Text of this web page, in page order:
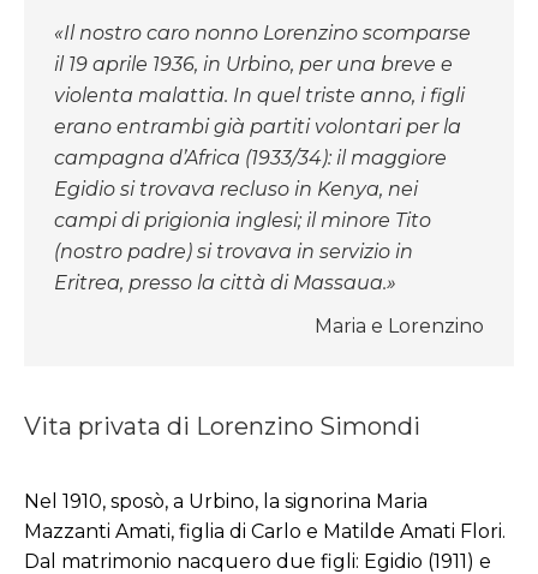
«Il nostro caro nonno Lorenzino scomparse
il 19 aprile 1936, in Urbino, per una breve e
violenta malattia. In quel triste anno, i figli
erano entrambi già partiti volontari per la
campagna d’Africa (1933/34): il maggiore
Egidio si trovava recluso in Kenya, nei
campi di prigionia inglesi; il minore Tito
(nostro padre) si trovava in servizio in
Eritrea, presso la città di Massaua.»
Maria e Lorenzino
Vita privata di Lorenzino Simondi
Nel 1910, sposò, a Urbino, la signorina Maria
Mazzanti Amati, figlia di Carlo e Matilde Amati Flori.
Dal matrimonio nacquero due figli: Egidio (1911) e